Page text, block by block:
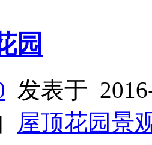
园
发表于
屋顶花园景